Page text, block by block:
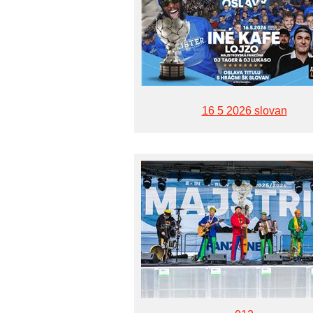
16 5 2026 slovan